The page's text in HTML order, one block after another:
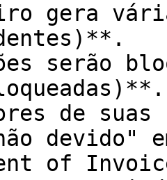
gera
serão
de suas
devido"
of